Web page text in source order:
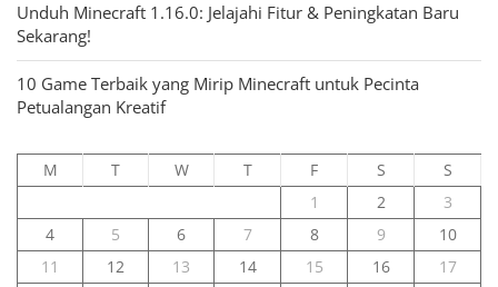
Unduh Minecraft 1.16.0: Jelajahi Fitur & Peningkatan Baru
Sekarang!
10 Game Terbaik yang Mirip Minecraft untuk Pecinta
Petualangan Kreatif
M T W T F S
S
1
2
3
4
5 6 7 8 9
10
11
12 13 14 15 16
17